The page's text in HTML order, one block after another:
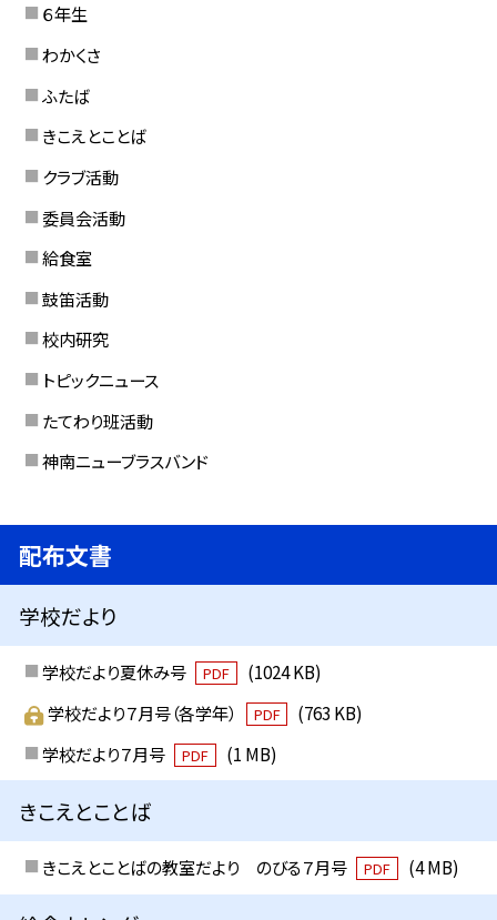
６年生
わかくさ
ふたば
きこえとことば
クラブ活動
委員会活動
給食室
鼓笛活動
校内研究
トピックニュース
たてわり班活動
神南ニューブラスバンド
配布文書
学校だより
学校だより夏休み号 PDF
(1024 KB)
学校だより７月号（各学年）
PDF
(763 KB)
学校だより７月号
PDF (1 MB)
きこえとことば
きこえとことばの教室だより のびる７月号 PDF (4 MB)